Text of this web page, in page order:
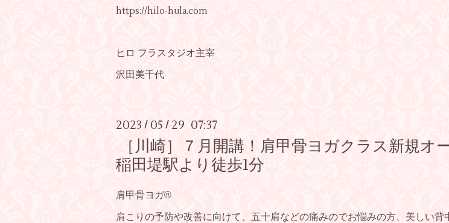
https://hilo-hula.com
ヒロ フラスタジオ主宰
沢田美千代
2023 / 05 / 29 07:37
［川崎］７月開講！肩甲骨ヨガクラス新規
稲田堤駅より徒歩1分
肩甲骨ヨガ®️
肩こりの予防や改善に向けて、五十肩などの痛みのでお悩みの方、美しい